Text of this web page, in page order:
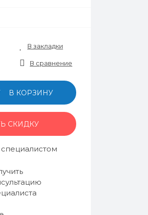
В закладки
В сравнение
В КОРЗИНУ
СКИДКУ